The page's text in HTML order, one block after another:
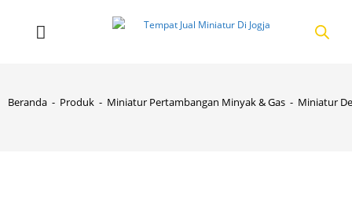
Beranda - Produk - Miniatur Pertambangan Minyak & Gas - Miniatur